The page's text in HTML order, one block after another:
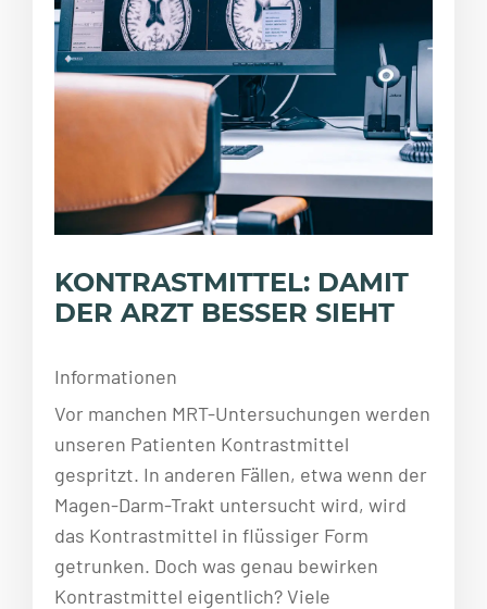
KONTRASTMITTEL: DAMIT
DER ARZT BESSER SIEHT
Informationen
Vor manchen MRT-Untersuchungen werden
unseren Patienten Kontrastmittel
gespritzt. In anderen Fällen, etwa wenn der
Magen-Darm-Trakt untersucht wird, wird
das Kontrastmittel in flüssiger Form
getrunken. Doch was genau bewirken
Kontrastmittel eigentlich? Viele